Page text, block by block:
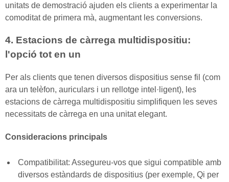
unitats de demostració ajuden els clients a experimentar la
comoditat de primera mà, augmentant les conversions.
4. Estacions de càrrega multidispositiu:
l'opció tot en un
Per als clients que tenen diversos dispositius sense fil (com
ara un telèfon, auriculars i un rellotge intel·ligent), les
estacions de càrrega multidispositiu simplifiquen les seves
necessitats de càrrega en una unitat elegant.
Consideracions principals
Compatibilitat: Assegureu-vos que sigui compatible amb
diversos estàndards de dispositius (per exemple, Qi per